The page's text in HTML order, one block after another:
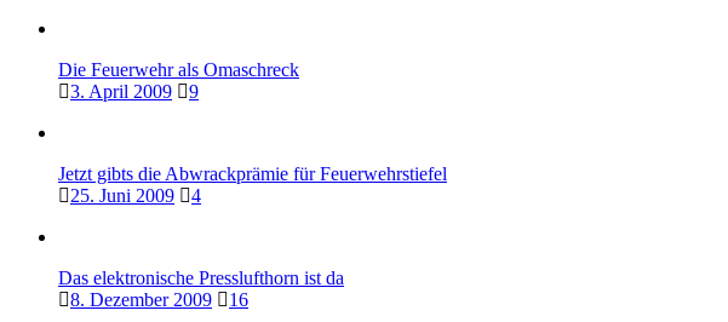
Die Feuerwehr als Omaschreck
3. April 2009
9
Jetzt gibts die Abwrackprämie für Feuerwehrstiefel
25. Juni 2009
4
Das elektronische Presslufthorn ist da
8. Dezember 2009
16